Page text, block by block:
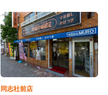
同志社前店